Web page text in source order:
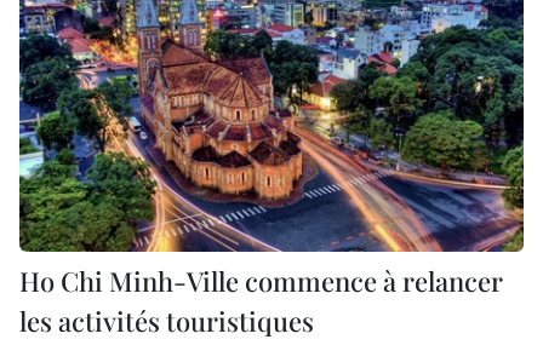
Ho Chi Minh-Ville commence à relancer
les activités touristiques